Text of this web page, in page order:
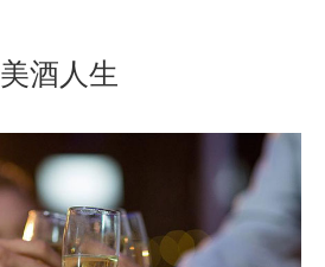
美酒人生